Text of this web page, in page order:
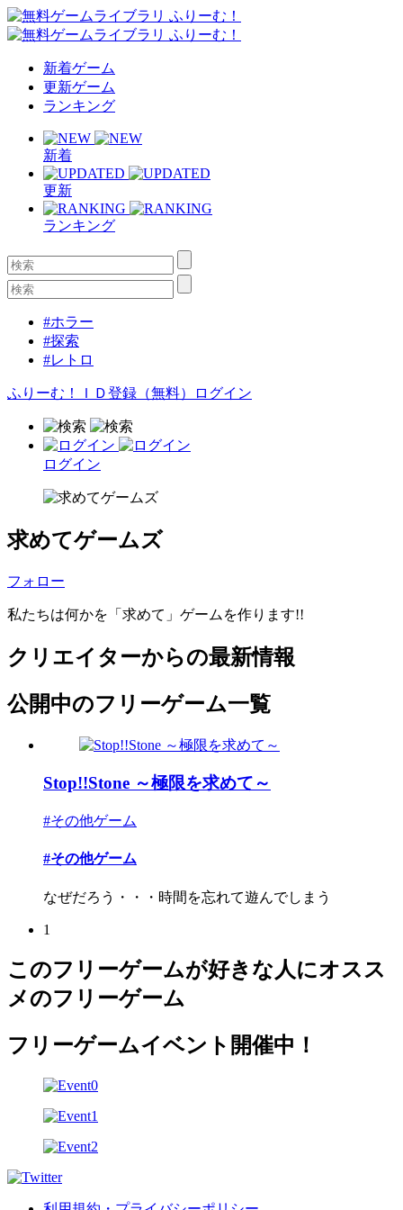
新着ゲーム
更新ゲーム
ランキング
新着
更新
ランキング
#ホラー
#探索
#レトロ
ふりーむ！ＩＤ登録（無料） ログイン
ログイン
求めてゲームズ
フォロー
私たちは何かを「求めて」ゲームを作ります!!
クリエイターからの最新情報
公開中のフリーゲーム一覧
Stop!!Stone ～極限を求めて～
#その他ゲーム
#その他ゲーム
なぜだろう・・・時間を忘れて遊んでしまう
1
このフリーゲームが好きな人にオスス
メのフリーゲーム
フリーゲームイベント開催中！